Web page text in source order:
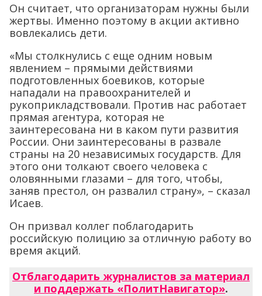
Он считает, что организаторам нужны были
жертвы. Именно поэтому в акции активно
вовлекались дети.
«Мы столкнулись с еще одним новым
явлением – прямыми действиями
подготовленных боевиков, которые
нападали на правоохранителей и
рукоприкладствовали. Против нас работает
прямая агентура, которая не
заинтересована ни в каком пути развития
России. Они заинтересованы в развале
страны на 20 независимых государств. Для
этого они толкают своего человека с
оловянными глазами – для того, чтобы,
заняв престол, он развалил страну», – сказал
Исаев.
Он призвал коллег поблагодарить
российскую полицию за отличную работу во
время акций.
Отблагодарить журналистов за материал
и поддержать «ПолитНавигатор».